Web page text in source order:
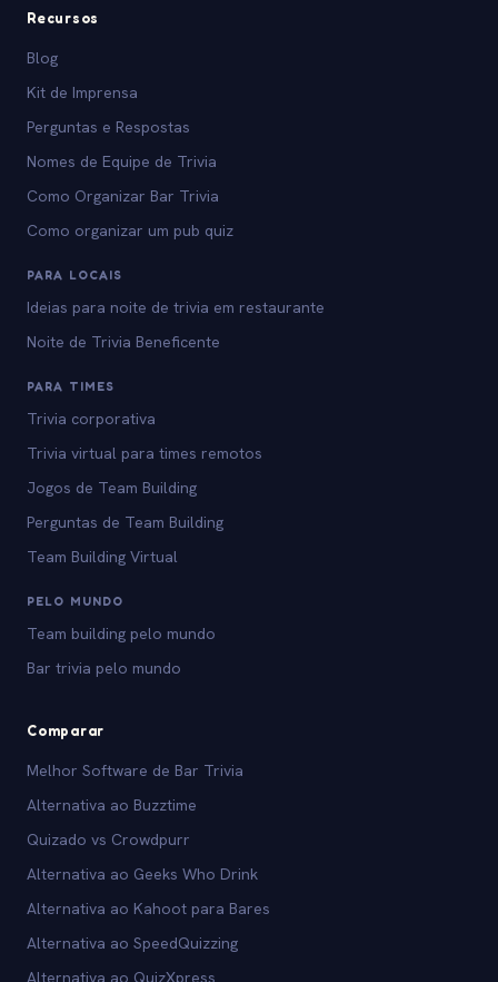
Recursos
Blog
Kit de Imprensa
Perguntas e Respostas
Nomes de Equipe de Trivia
Como Organizar Bar Trivia
Como organizar um pub quiz
PARA LOCAIS
Ideias para noite de trivia em restaurante
Noite de Trivia Beneficente
PARA TIMES
Trivia corporativa
Trivia virtual para times remotos
Jogos de Team Building
Perguntas de Team Building
Team Building Virtual
PELO MUNDO
Team building pelo mundo
Bar trivia pelo mundo
Comparar
Melhor Software de Bar Trivia
Alternativa ao Buzztime
Quizado vs Crowdpurr
Alternativa ao Geeks Who Drink
Alternativa ao Kahoot para Bares
Alternativa ao SpeedQuizzing
Alternativa ao QuizXpress